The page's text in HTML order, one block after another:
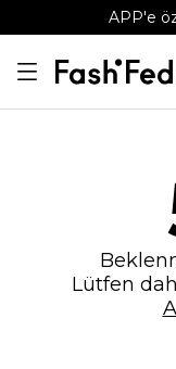
APP'e
Lütfen